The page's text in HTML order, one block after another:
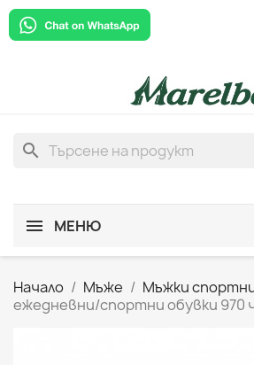
search
МЕНЮ
Начало Мъже Мъжки
ежедневни/спортни обувки 970